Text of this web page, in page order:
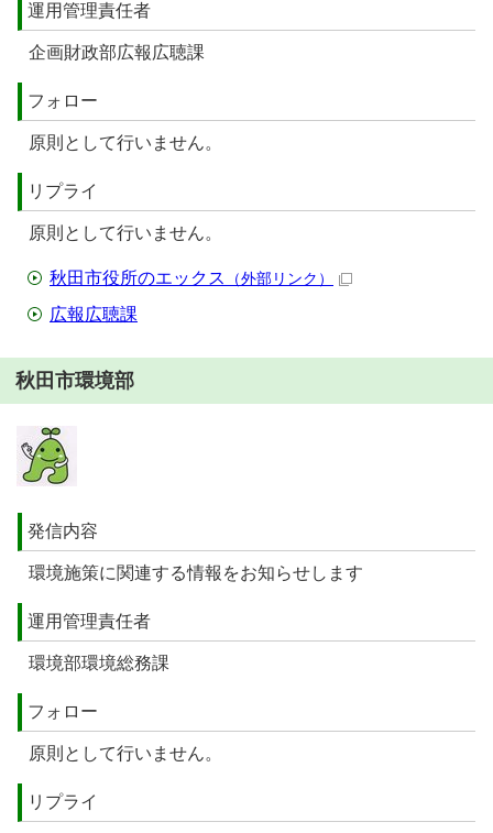
運用管理責任者
企画財政部広報広聴課
フォロー
原則として行いません。
リプライ
原則として行いません。
秋田市役所のエックス （外部リンク）
広報広聴課
秋田市環境部
発信内容
環境施策に関連する情報をお知らせします
運用管理責任者
環境部環境総務課
フォロー
原則として行いません。
リプライ